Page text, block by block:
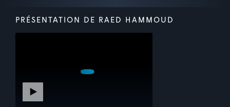
PRÉSENTATION DE RAED HAMMOUD